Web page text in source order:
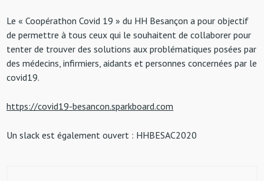
Le « Coopérathon Covid 19 » du HH Besançon a pour objectif
de permettre à tous ceux qui le souhaitent de collaborer pour
tenter de trouver des solutions aux problématiques posées par
des médecins, infirmiers, aidants et personnes concernées par le
covid19.
https://covid19-besancon.sparkboard.com
Un slack est également ouvert : HHBESAC2020